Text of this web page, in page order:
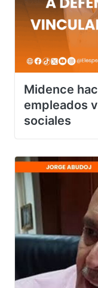
Midence
sociales